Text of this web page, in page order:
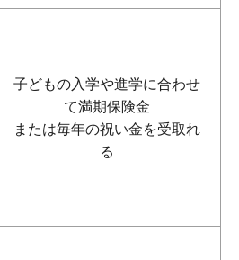
子どもの入学や進学に合わせ
て満期保険金
または毎年の祝い金を受取れ
る